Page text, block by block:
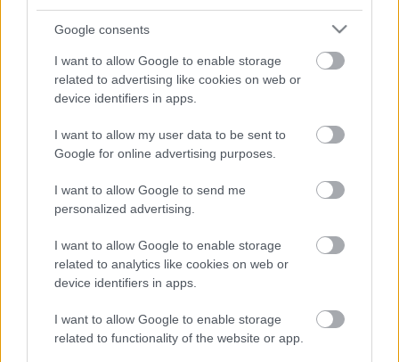
Google consents
I want to allow Google to enable storage
related to advertising like cookies on web or
device identifiers in apps.
I want to allow my user data to be sent to
Google for online advertising purposes.
I want to allow Google to send me
personalized advertising.
I want to allow Google to enable storage
related to analytics like cookies on web or
device identifiers in apps.
I want to allow Google to enable storage
related to functionality of the website or app.
bajnoki címét így is megtudta szerezni, miután a Közel-
Kelet Rally Bajnokság értékelését a katari skodás nyerte.
Al-Attiyah a Közel-Keleten messze a legeredményesebb
versenyző, az FIA-elnök Mohammed Ben Sulayem 14
bajnoki címmel áll a második helyen.
múlva.
Libanon Rally
Nasser Al Attiyah
Roger Feghali
Facebook X Pinterest